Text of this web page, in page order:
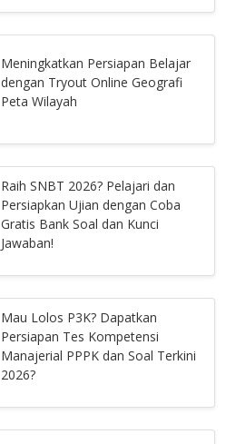
Meningkatkan Persiapan Belajar
dengan Tryout Online Geografi
Peta Wilayah
Raih SNBT 2026? Pelajari dan
Persiapkan Ujian dengan Coba
Gratis Bank Soal dan Kunci
Jawaban!
Mau Lolos P3K? Dapatkan
Persiapan Tes Kompetensi
Manajerial PPPK dan Soal Terkini
2026?